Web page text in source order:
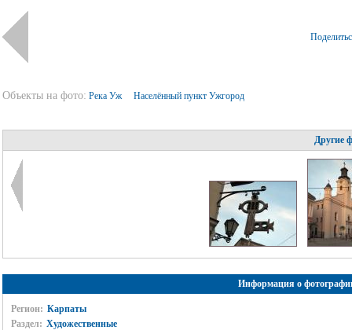
Объекты на фото: Река Уж Населённый пункт Ужгород
Другие
Информация о
Регион: Карпаты
Раздел: Художественные